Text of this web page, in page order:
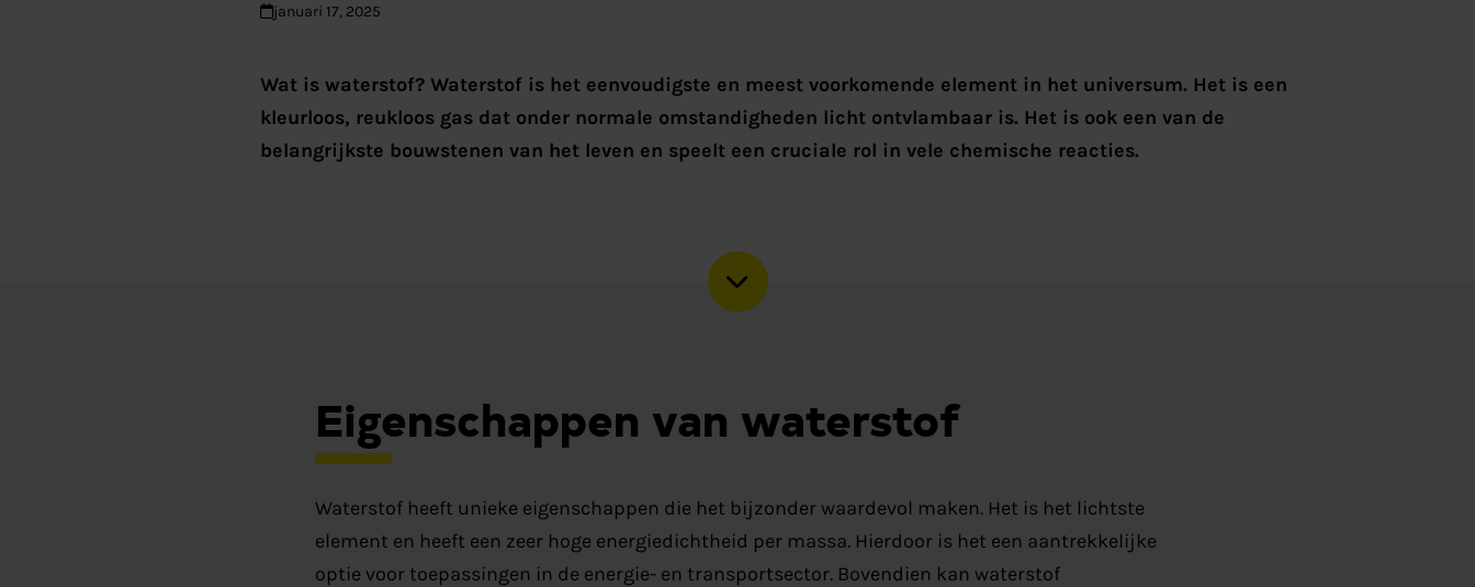
januari 17, 2025
Wat is waterstof? Waterstof is het eenvoudigste en meest voorkomende element in het universum. Het is een
kleurloos, reukloos gas dat onder normale omstandigheden licht ontvlambaar is. Het is ook een van de
belangrijkste bouwstenen van het leven en speelt een cruciale rol in vele chemische reacties.
Eigenschappen van waterstof
Waterstof heeft unieke eigenschappen die het bijzonder waardevol maken. Het is het lichtste
element en heeft een zeer hoge energiedichtheid per massa. Hierdoor is het een aantrekkelijke
optie voor toepassingen in de energie- en transportsector. Bovendien kan waterstof